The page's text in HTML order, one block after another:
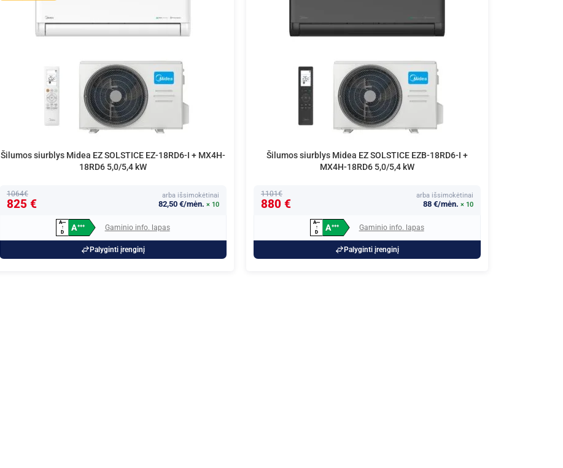
Šilumos siurblys Midea EZ SOLSTICE EZ-18RD6-I + MX4H-
18RD6 5,0/5,4 kW
1064€
825 €
arba išsimokėtinai
82,50 €/mėn. × 10
A+++
↑
D
A+++ Gaminio info. lapas
Palyginti įrenginį
Šilumos siurblys Midea EZ SOLSTICE EZB-18RD6-I +
MX4H-18RD6 5,0/5,4 kW
1101€
880 €
arba išsimokėtinai
88 €/mėn. × 10
A+++
↑
D
A+++ Gaminio info. lapas
Palyginti įrenginį